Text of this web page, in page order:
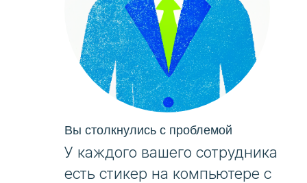
Вы столкнулись с проблемой
У каждого вашего сотрудника
есть стикер на компьютере с